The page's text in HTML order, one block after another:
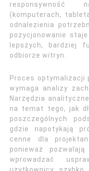
responsywność
(komputerach,
odnalezienia
pozycjonowanie
lepszych, bardziej
odbiorze witryn.
Proces optymalizacji
wymaga analizy
Narzędzia
na temat tego, jak
poszczególnych
gdzie napotykają
cenne dla
ponieważ
wprowadzać